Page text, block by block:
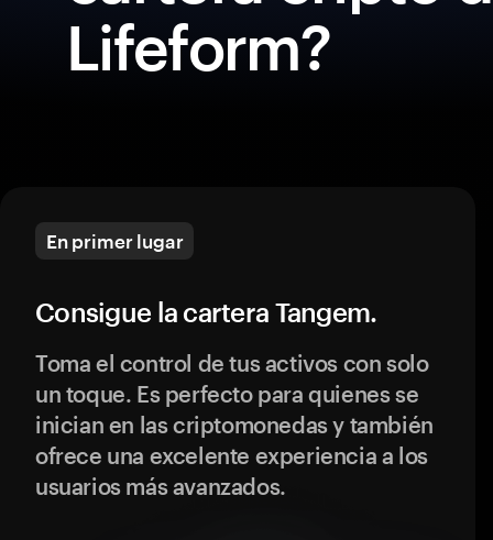
Lifeform?
En primer lugar
Consigue la cartera Tangem.
Toma el control de tus activos con solo
un toque. Es perfecto para quienes se
inician en las criptomonedas y también
ofrece una excelente experiencia a los
usuarios más avanzados.